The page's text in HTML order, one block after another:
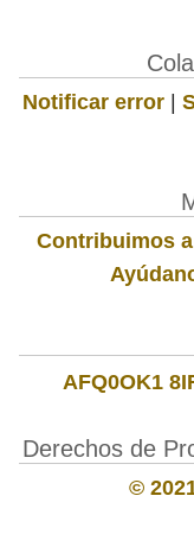
Notificar error |
Contribuimos
AFQ0OK1
Derechos de
©